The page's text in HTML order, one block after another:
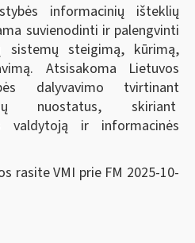
informacinių išteklių
suvienodinti ir palengvinti
sistemų steigimą, kūrimą,
Atsisakoma Lietuvos
dalyvavimo tvirtinant
nuostatus, skiriant
valdytoją ir informacinės
rasite VMI prie FM 2025-10-